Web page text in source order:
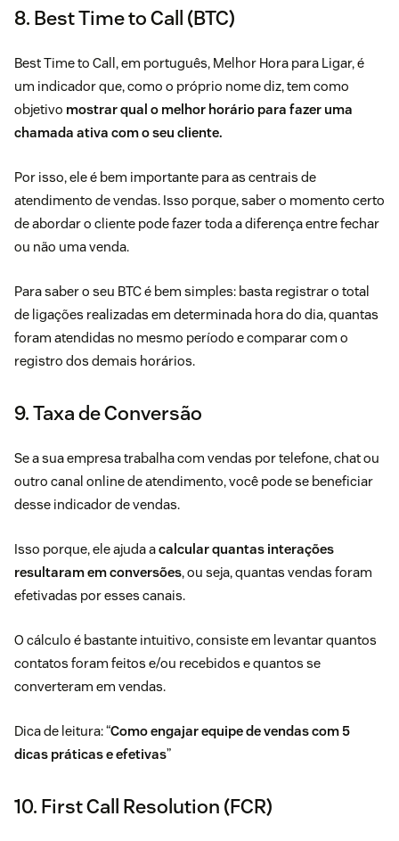
8. Best Time to Call (BTC)
Best Time to Call, em português, Melhor Hora para Ligar, é
um indicador que, como o próprio nome diz, tem como
objetivo mostrar qual o melhor horário para fazer uma
chamada ativa com o seu cliente.
Por isso, ele é bem importante para as centrais de
atendimento de vendas. Isso porque, saber o momento certo
de abordar o cliente pode fazer toda a diferença entre fechar
ou não uma venda.
Para saber o seu BTC é bem simples: basta registrar o total
de ligações realizadas em determinada hora do dia, quantas
foram atendidas no mesmo período e comparar com o
registro dos demais horários.
9. Taxa de Conversão
Se a sua empresa trabalha com vendas por telefone, chat ou
outro canal online de atendimento, você pode se beneficiar
desse indicador de vendas.
Isso porque, ele ajuda acalcular quantas interações
resultaram em conversões, ou seja, quantas vendas foram
efetivadas por esses canais.
O cálculo é bastante intuitivo, consiste em levantar quantos
contatos foram feitos e/ou recebidos e quantos se
converteram em vendas.
Dica de leitura: “Como engajar equipe de vendas com 5
dicas práticas e efetivas”
10. First Call Resolution (FCR)